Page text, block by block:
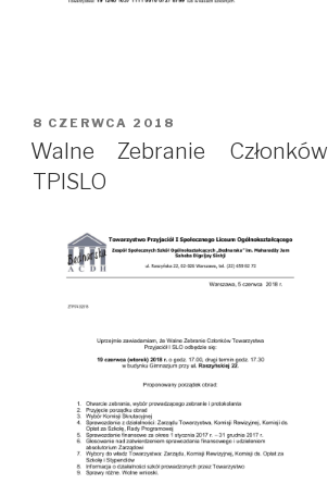
OPUBLIKOWANE
W
8 CZERWCA 2018
Walne Zebranie Członków
TPISLO